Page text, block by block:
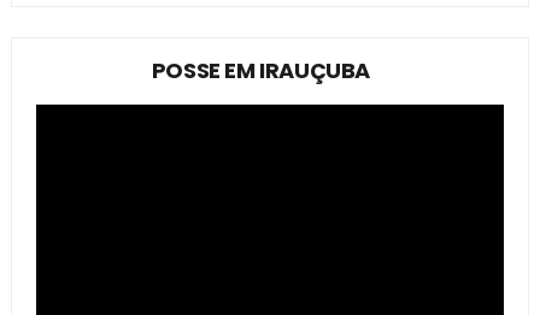
POSSE EM IRAUÇUBA